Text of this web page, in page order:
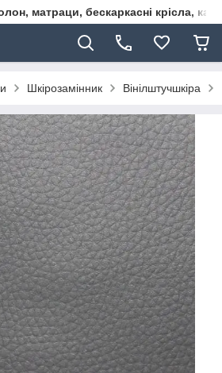
матраци, бескаркасні крісла,
Шкірозамінник Вінілштучшкіра